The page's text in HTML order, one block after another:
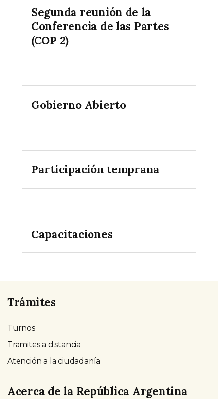
Segunda reunión de la
Conferencia de las Partes
(COP 2)
Gobierno Abierto
Participación temprana
Capacitaciones
Trámites
Turnos
Trámites a distancia
Atención a la ciudadanía
Acerca de la República Argentina